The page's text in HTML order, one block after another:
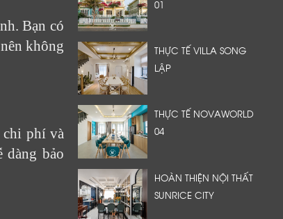
Bạn có
không
chi phí và
dàng bảo
01
THỰC TẾ VILLA SONG
LẬP
THỰC TẾ NOVAWORLD
04
HOÀN THIỆN NỘI THẤT
SUNRICE CITY